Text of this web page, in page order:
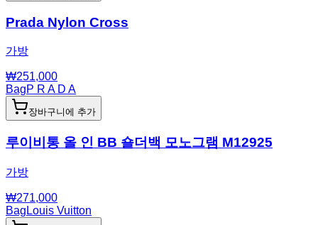
Prada Nylon Cross
가방
₩251,000
BagP R A D A
장바구니에 추가
루이비통 올 인 BB 숄더백 모노그램 M12925
가방
₩271,000
Bag Louis Vuitton